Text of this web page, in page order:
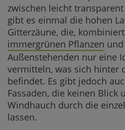
zwischen leicht
gibt es einmal die hohen
Gitterzäune, die,
immergrünen Pflanzen und
Außenstehenden nur eine
vermitteln, was sich hinter
befindet. Es gibt jedoch
Fassaden, die keinen Blick
Windhauch durch die
lassen.